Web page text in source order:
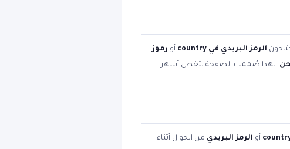
الرمز البريدي في country أو رموز
. لهذا صُممت الصفحة لتغطي أشهر
أو الرمز البريدي من الجوال أثناء